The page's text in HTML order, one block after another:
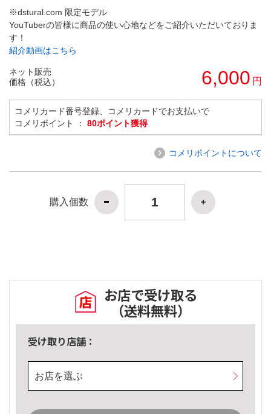
※dstural.com 限定モデル
YouTuberの皆様に商品の使い心地などをご紹介いただいておりま
す！
紹介動画はこちら
ネット販売
価格（税込）
6,000 円
コメリカード番号登録、コメリカードでお支払いで
コメリポイント ： 80ポイント獲得
コメリポイントについて
購入個数
お店で受け取る
（送料無料）
受け取り店舗：
お店を選ぶ